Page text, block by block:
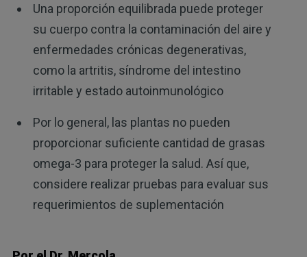
Una proporción equilibrada puede proteger
su cuerpo contra la contaminación del aire y
enfermedades crónicas degenerativas,
como la artritis, síndrome del intestino
irritable y estado autoinmunológico
Por lo general, las plantas no pueden
proporcionar suficiente cantidad de grasas
omega-3 para proteger la salud. Así que,
considere realizar pruebas para evaluar sus
requerimientos de suplementación